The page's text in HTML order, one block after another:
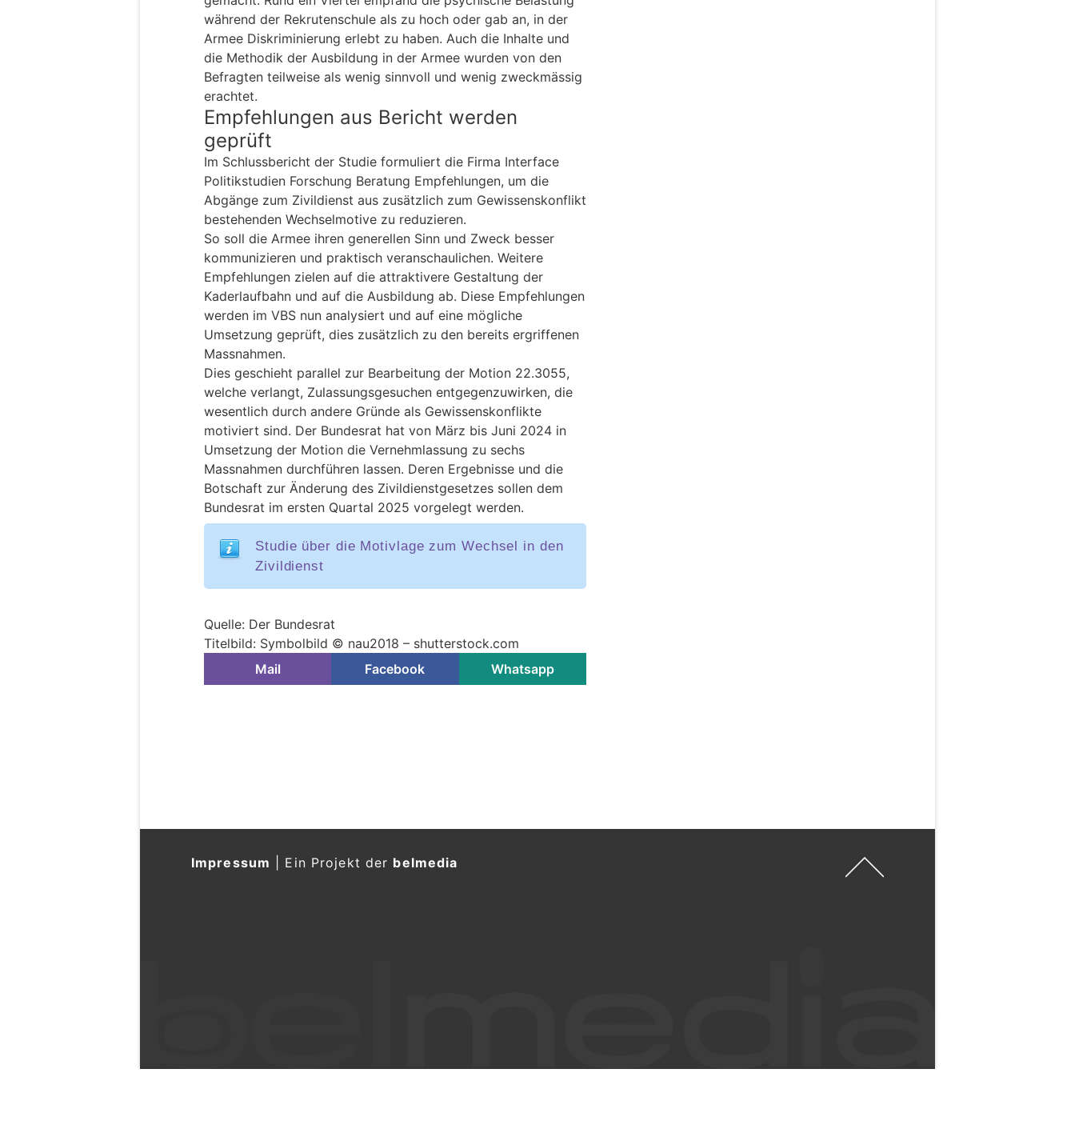
während der Rekrutenschule als zu hoch oder gab an, in der
Armee Diskriminierung erlebt zu haben. Auch die Inhalte und
die Methodik der Ausbildung in der Armee wurden von den
Befragten teilweise als wenig sinnvoll und wenig zweckmässig
erachtet.
Empfehlungen aus Bericht werden
geprüft
Im Schlussbericht der Studie formuliert die Firma Interface
Politikstudien Forschung Beratung Empfehlungen, um die
Abgänge zum Zivildienst aus zusätzlich zum Gewissenskonflikt
bestehenden Wechselmotive zu reduzieren.
So soll die Armee ihren generellen Sinn und Zweck besser
kommunizieren und praktisch veranschaulichen. Weitere
Empfehlungen zielen auf die attraktivere Gestaltung der
Kaderlaufbahn und auf die Ausbildung ab. Diese Empfehlungen
werden im VBS nun analysiert und auf eine mögliche
Umsetzung geprüft, dies zusätzlich zu den bereits ergriffenen
Massnahmen.
Dies geschieht parallel zur Bearbeitung der Motion 22.3055,
welche verlangt, Zulassungsgesuchen entgegenzuwirken, die
wesentlich durch andere Gründe als Gewissenskonflikte
motiviert sind. Der Bundesrat hat von März bis Juni 2024 in
Umsetzung der Motion die Vernehmlassung zu sechs
Massnahmen durchführen lassen. Deren Ergebnisse und die
Botschaft zur Änderung des Zivildienstgesetzes sollen dem
Bundesrat im ersten Quartal 2025 vorgelegt werden.
Studie über die Motivlage zum Wechsel in den
Zivildienst
Quelle: Der Bundesrat
Titelbild: Symbolbild © nau2018 – shutterstock.com
Mail
Facebook Whatsapp
Impressum Ein Projekt der belmedia